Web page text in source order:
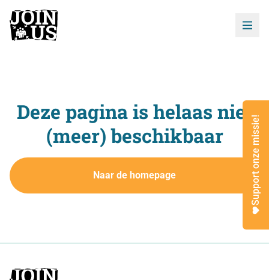
Support onze missie!
Deze pagina is helaas niet
(meer) beschikbaar
Naar de homepage